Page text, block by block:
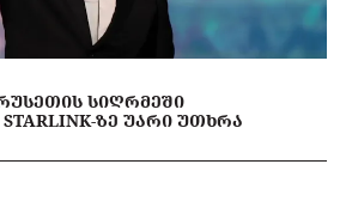
ᲡᲘᲦᲠᲛᲔᲨᲘ
ᲖᲔ ᲣᲐᲠᲘ ᲣᲗᲮᲠᲐ